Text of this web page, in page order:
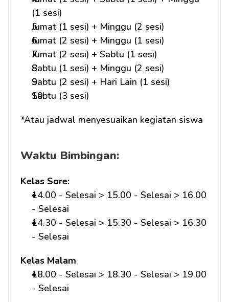
(1 sesi)
Jumat (1 sesi) + Minggu (2 sesi)
Jumat (2 sesi) + Minggu (1 sesi)
Jumat (2 sesi) + Sabtu (1 sesi)
Sabtu (1 sesi) + Minggu (2 sesi)
Sabtu (2 sesi) + Hari Lain (1 sesi)
Sabtu (3 sesi)
*Atau jadwal menyesuaikan kegiatan siswa
Waktu Bimbingan:
Kelas Sore:
14.00 - Selesai > 15.00 - Selesai > 16.00
- Selesai
14.30 - Selesai > 15.30 - Selesai > 16.30
- Selesai
Kelas Malam
18.00 - Selesai > 18.30 - Selesai > 19.00
- Selesai